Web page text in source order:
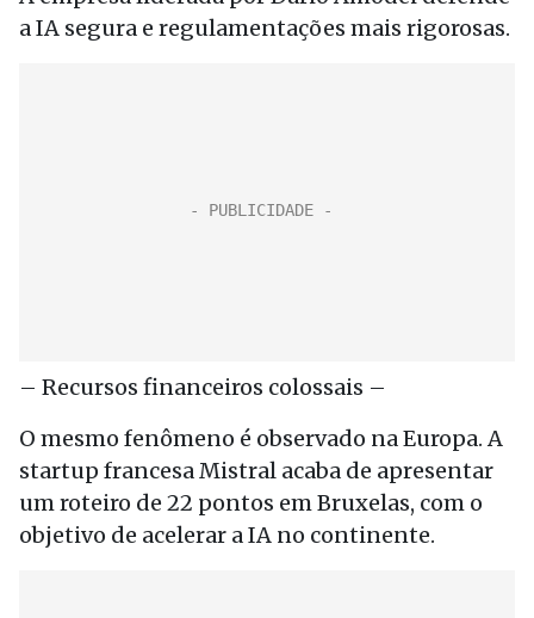
a IA segura e regulamentações mais rigorosas.
– Recursos financeiros colossais –
O mesmo fenômeno é observado na Europa. A
startup francesa Mistral acaba de apresentar
um roteiro de 22 pontos em Bruxelas, com o
objetivo de acelerar a IA no continente.